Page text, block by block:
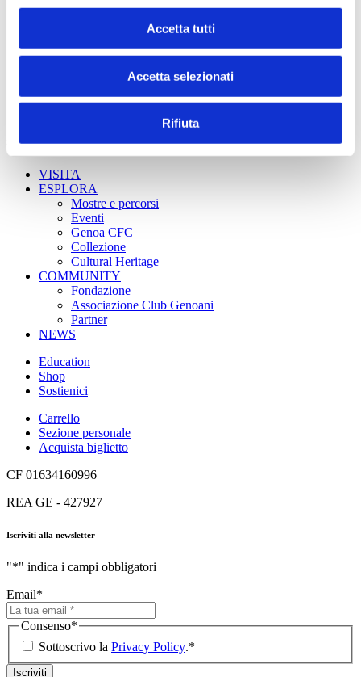
Accetta tutti
Accetta selezionati
Rifiuta
Sitemap
VISITA
ESPLORA
Mostre e percorsi
Eventi
Genoa CFC
Collezione
Cultural Heritage
COMMUNITY
Fondazione
Associazione Club Genoani
Partner
NEWS
Education
Shop
Sostienici
Carrello
Sezione personale
Acquista biglietto
CF 01634160996
REA GE - 427927
Iscriviti alla newsletter
"*" indica i campi obbligatori
Email*
Consenso*
Sottoscrivo la Privacy Policy.*
Iscriviti